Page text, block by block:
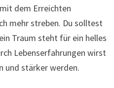
dem Erreichten
mehr streben. Du solltest
Traum steht für ein helles
Lebenserfahrungen wirst
und stärker werden.